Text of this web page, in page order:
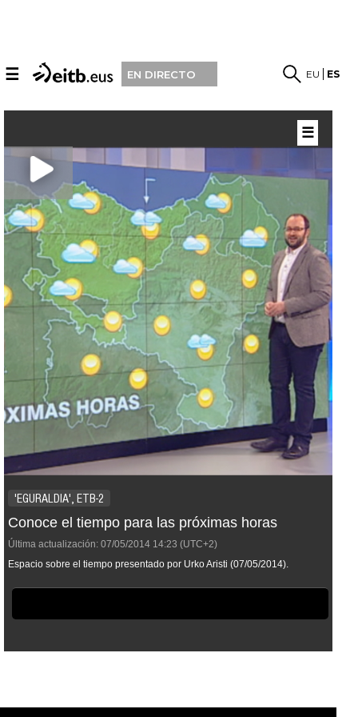
☰ EN DIRECTO EU ES
'EGURALDIA', ETB-2
Conoce el tiempo para las próximas horas
Última actualización: 07/05/2014 14:23 (UTC+2)
Espacio sobre el tiempo presentado por Urko Aristi (07/05/2014).
☰